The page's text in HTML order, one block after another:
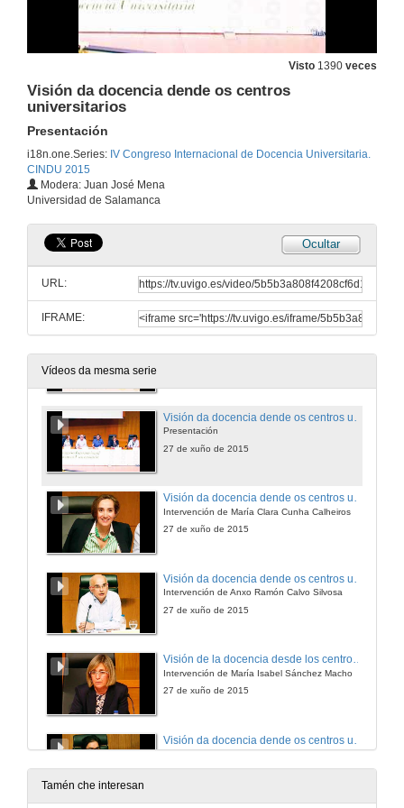
Visto 1390 veces
Visión da docencia dende os centros
universitarios
Presentación
i18n.one.Series: IV Congreso Internacional de Docencia Universitaria.
CINDU 2015
Modera: Juan José Mena
Universidad de Salamanca
Ocultar
URL:
IFRAME:
Vídeos da mesma serie
Intervención de Sonia Osorio
Rolda de preguntas
Presentación Conferencia
Ser professor universitário em tempos adversos
Conferencia
26 de xuño de 2015
Rolda de preguntas
Presentación
27 de xuño de 2015
Visión da docencia dende os centros universitarios
Intervención de María Clara Cunha Calheiros
27 de xuño de 2015
Intervención de Anxo Ramón Calvo Silvosa
27 de xuño de 2015
Visión de la docencia desde los centros universitarios
Intervención de María Isabel Sánchez Macho
27 de xuño de 2015
Intervención de José Benito Vázquez Dorrío
27 de xuño de 2015
Tamén che interesan